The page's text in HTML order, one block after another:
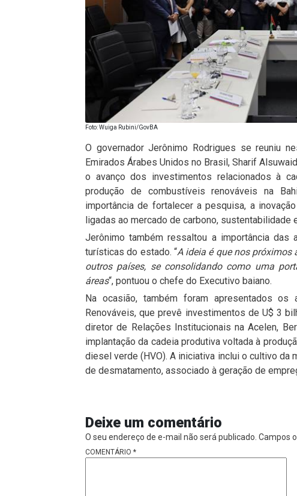
Foto: Wuiga Rubini/GovBA
O governador Jerônimo Rodrigues se reuniu
Emirados Árabes Unidos no Brasil, Sharif
o avanço dos investimentos relacionados à
produção de combustíveis renováveis na
importância de fortalecer a pesquisa, a
ligadas ao mercado de carbono,
Jerônimo também ressaltou a importância das
turísticas do estado. “A ideia é que nos
outros países, se consolidando como uma
áreas“, pontuou o chefe do Executivo baiano.
Na ocasião, também foram apresentados
Renováveis, que prevê investimentos de U$ 3
diretor de Relações Institucionais na Acelen,
implantação da cadeia produtiva voltada à
diesel verde (HVO). A iniciativa inclui o cultivo da
de desmatamento, associado à geração de
Deixe um comentário
O seu endereço de e-mail não será publicado. Campos
COMENTÁRIO *